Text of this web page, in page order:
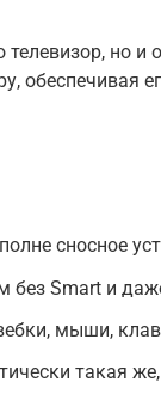
но и
обеспечивая
сносное
без Smart и
мыши,
такая